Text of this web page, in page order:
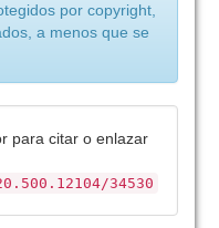
por copyright,
a menos que se
para citar o enlazar
34530